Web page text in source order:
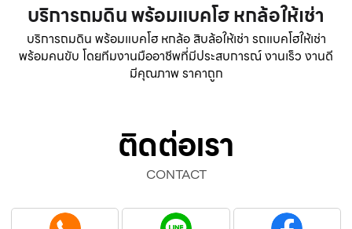
บริการถมดิน พร้อมแบคโฮ หกล้อให้เช่า
บริการถมดิน พร้อมแบคโฮ หกล้อ สิบล้อให้เช่า รถแบคโฮให้เช่า
พร้อมคนขับ โดยทีมงานมืออาชีพที่มีประสบการณ์ งานเร็ว งานดี
มีคุณภาพ ราคาถูก
ติดต่อเรา
CONTACT